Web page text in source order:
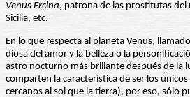
Venus Ercina, patrona de las prostitutas del
Sicilia, etc.
En lo que respecta al planeta Venus,
diosa del amor y la belleza o la
astro nocturno más brillante después de la
comparten la característica de ser los
cercanos al sol que la tierra), por eso, sólo